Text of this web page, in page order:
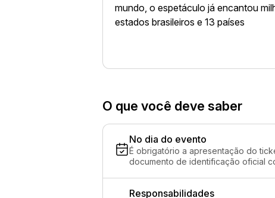
mundo, o espetáculo já encantou
estados brasileiros e 13 países
O que você deve saber
No dia do evento
É obrigatório a apresentação do
documento de identificação oficial
Responsabilidades